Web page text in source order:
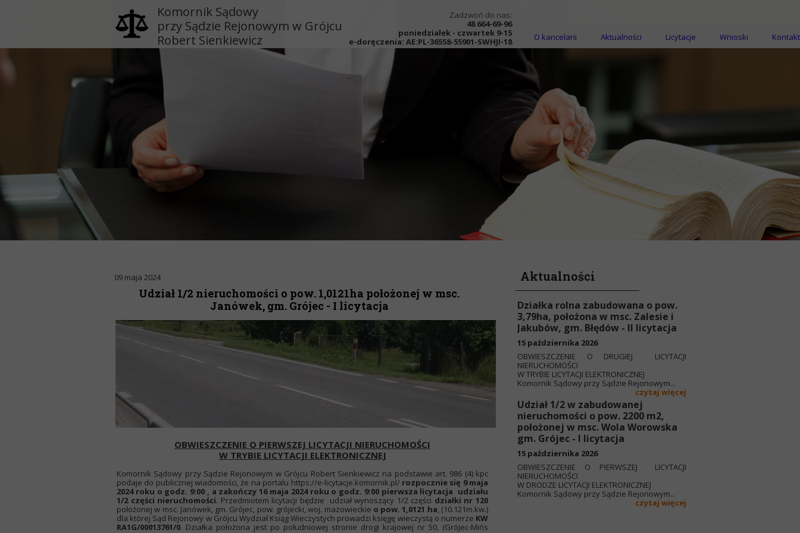
Działka rolna zabudowana o pow.
3,79ha, położona w msc. Zalesie i
Jakubów, gm. Błędów - II licytacja
15 października 2026
OBWIESZCZENIE O DRUGIEJ LICYTACJI
NIERUCHOMOŚCI
W TRYBIE LICYTACJI ELEKTRONICZNEJ
Komornik Sądowy przy Sądzie Rejonowym...
czytaj więcej
Udział 1/2 w zabudowanej
nieruchomości o pow. 2200 m2,
położonej w msc. Wola Worowska
gm. Grójec - I licytacja
15 października 2026
OBWIESZCZENIE O PIERWSZEJ LICYTACJI
NIERUCHOMOŚCI
W DRODZE LICYTACJI ELEKTRONICZNEJ
Komornik Sądowy przy Sądzie Rejonowym...
czytaj więcej
09 maja 2024
Udział 1/2 nieruchomości o pow. 1,0121ha położonej w msc.
Janówek, gm. Grójec - I licytacja
OBWIESZCZENIE O PIERWSZEJ LICYTACJI NIERUCHOMOŚCI
W TRYBIE LICYTACJI ELEKTRONICZNEJ
Komornik Sądowy przy Sądzie Rejonowym w Grójcu Robert Sienkiewicz na podstawie art. 986 (4) kpc
podaje do publicznej wiadomości, że na portalu https://e-licytacje.komornik.pl/ rozpocznie się 9 maja
2024 roku o godz. 9:00 , a zakończy 16 maja 2024 roku o godz. 9:00 pierwsza licytacja udziału
1/2 części nieruchomości. Przedmiotem licytacji będzie udział wynoszący 1/2 części działki nr 120
położonej w msc. Janówek, gm. Grójec, pow. grójecki, woj. mazowieckie o pow. 1,0121 ha, (10.121m.kw.)
dla której Sąd Rejonowy w Grójcu Wydział Ksiąg Wieczystych prowadzi księgę wieczystą o numerze KW
RA1G/00013761/0. Działka położona jest po południowej stronie drogi krajowej nr 50, (Grójec-Mińs
Aktualności
O kancelarii Aktualności
Licytacje
Wnioski Kontakt
Komornik Sądowy
przy Sądzie Rejonowym w Grójcu
Robert Sienkiewicz
Zadzwoń do nas:
48 664-69-96
poniedziałek - czwartek 9-15
e-doręczenia: AE:PL-36558-55901-SWHJI-18